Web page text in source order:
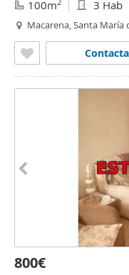
100m 3 Hab
Macarena, Santa María
800€